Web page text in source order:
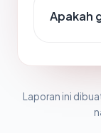
Apakah
Laporan ini